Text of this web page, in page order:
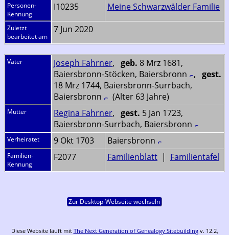
Personen-
Kennung
I10235 Meine Schwarzwälder Familie
Zuletzt
bearbeitet am
7 Jun 2020
Vater Joseph Fahrner, geb. 8 Mrz 1681,
Baiersbronn-Stöcken, Baiersbronn
, gest.
18 Mrz 1744, Baiersbronn-Surrbach,
Baiersbronn
(Alter 63 Jahre)
Mutter Regina Fahrner, gest. 5 Jan 1723,
Baiersbronn-Surrbach, Baiersbronn
Verheiratet 9 Okt 1703 Baiersbronn
Familien-
Kennung
F2077 Familienblatt | Familientafel
Zur Desktop-Webseite wechseln
Diese Website läuft mit The Next Generation of Genealogy Sitebuildingv. 12.2,